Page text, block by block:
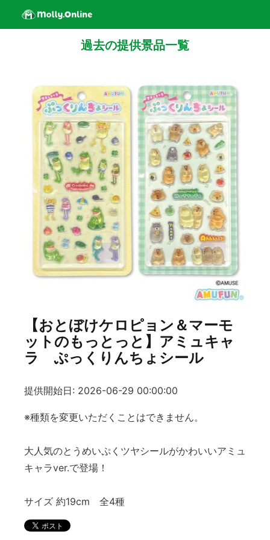
過去の提供景品一覧
【おとぼけケロピョン＆マーモ
ットのもっとっと】アミュキャ
ラ ぷっくりんちょシール
提供開始日: 2026-06-29 00:00:00
※種類を変更いただくことはできません。
大人気のとうめいぷくツヤシールがかわいいアミュ
キャラver.で登場！
サイズ 約19cm 全4種